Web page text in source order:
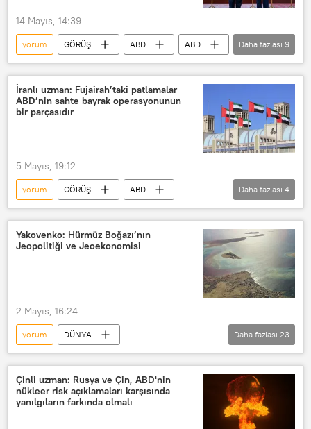
14 Mayıs, 14:39
yorum GÖRÜŞ ABD
ABD
Donald Trump
Çin
Şi Cinping
Çin Devlet Başkanı Şi Cinping
Daha fazlası 9
İranlı uzman: Fujairah’taki patlamalar
ABD’nin sahte bayrak operasyonunun
bir parçasıdır
5 Mayıs, 19:12
yorum GÖRÜŞ
ABD
Basra Körfezi
İran
Sputnik
Sputnik
Daha fazlası 4
Yakovenko: Hürmüz Boğazı’nın
Jeopolitiği ve Jeoekonomisi
2 Mayıs, 16:24
yorum
DÜNYA
Aleksandr Yakovenko
Benjamin Netanyahu
Rossiya Segodnya
İsrail
Daha fazlası 23
Çinli uzman: Rusya ve Çin, ABD'nin
nükleer risk açıklamaları karşısında
yanılgıların farkında olmalı